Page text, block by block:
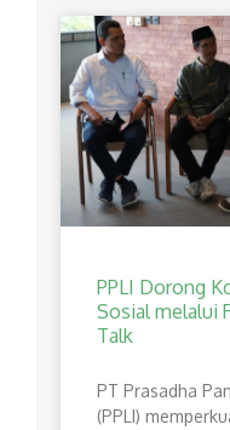
PPLI Dorong
Sosial melalui
Talk
PT Prasadha
(PPLI)